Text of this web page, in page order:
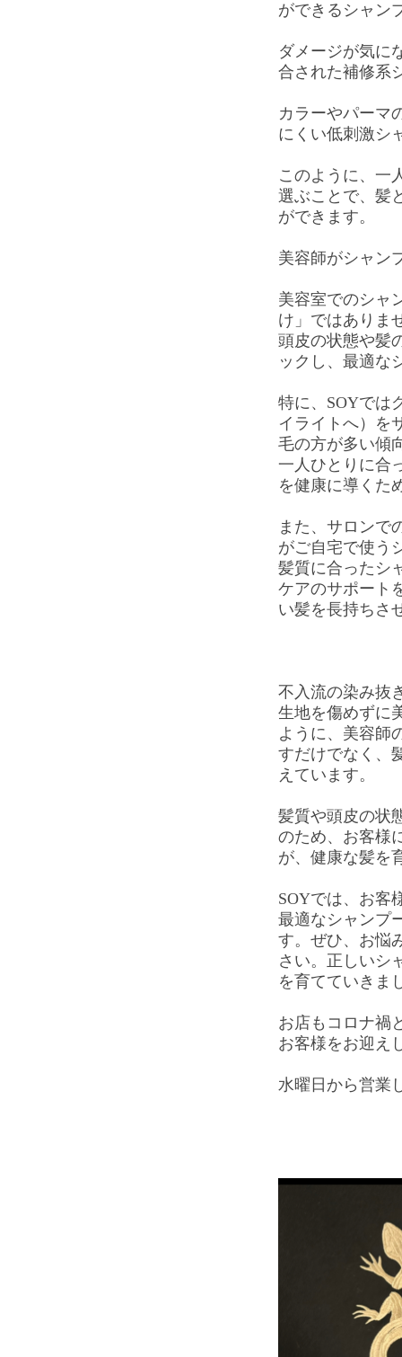
ができるシャン
ダメージが気に
合された補修系
カラーやパーマ
にくい低刺激シ
このように、一
選ぶことで、髪
ができます。
美容師がシャン
美容室でのシャ
け」ではありま
頭皮の状態や髪
ックし、最適な
特に、SOYでは
イライトへ）を
毛の方が多い傾
一人ひとりに合
を健康に導くた
また、サロンで
がご自宅で使う
髪質に合ったシ
ケアのサポート
い髪を長持ちさ
不入流の染み抜
生地を傷めずに
ように、美容師
すだけでなく、
えています。
髪質や頭皮の状
のため、お客様
が、健康な髪を
SOYでは、お客
最適なシャンプ
す。ぜひ、お悩
さい。正しいシ
を育てていきま
お店もコロナ禍
お客様をお迎え
水曜日から営業